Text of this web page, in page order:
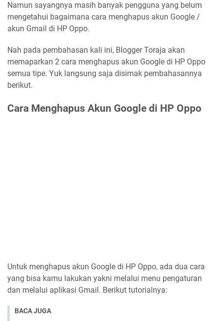
Namun sayangnya masih banyak pengguna yang belum
mengetahui bagaimana cara menghapus akun Google /
akun Gmail di HP Oppo.
Nah pada pembahasan kali ini, Blogger Toraja akan
memaparkan 2 cara menghapus akun Google di HP Oppo
semua tipe. Yuk langsung saja disimak pembahasannya
berikut.
Cara Menghapus Akun Google di HP Oppo
Untuk menghapus akun Google di HP Oppo, ada dua cara
yang bisa kamu lakukan yakni melalui menu pengaturan
dan melalui aplikasi Gmail. Berikut tutorialnya:
BACA JUGA